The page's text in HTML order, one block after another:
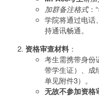
加群备注格式：
学院将通过电话
持通讯畅通。
资格审查材料 ：
考生需携带身份
带学生证）、成
单见附件3）。
无故不参加资格